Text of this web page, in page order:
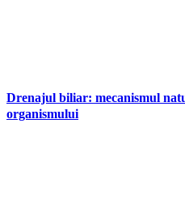
Drenajul biliar: mecanismul
organismului